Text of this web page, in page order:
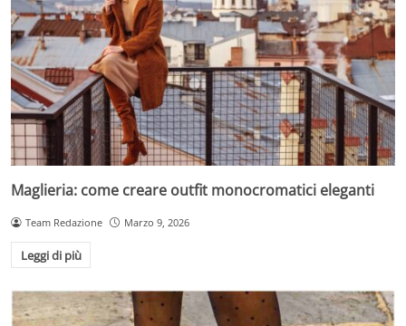
Maglieria: come creare outfit monocromatici eleganti
Team Redazione Marzo 9, 2026
Leggi di più